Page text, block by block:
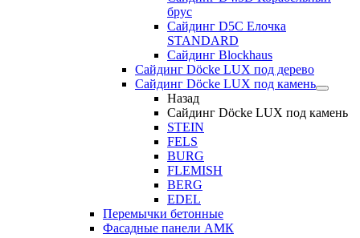
брус
Сайдинг D5С Елочка
STANDARD
Сайдинг Blockhaus
Сайдинг Döcke LUX под дерево
Сайдинг Döcke LUX под камень
Назад
Сайдинг Döcke LUX под камень
STEIN
FELS
BURG
FLEMISH
BERG
EDEL
Перемычки бетонные
Фасадные панели АМК